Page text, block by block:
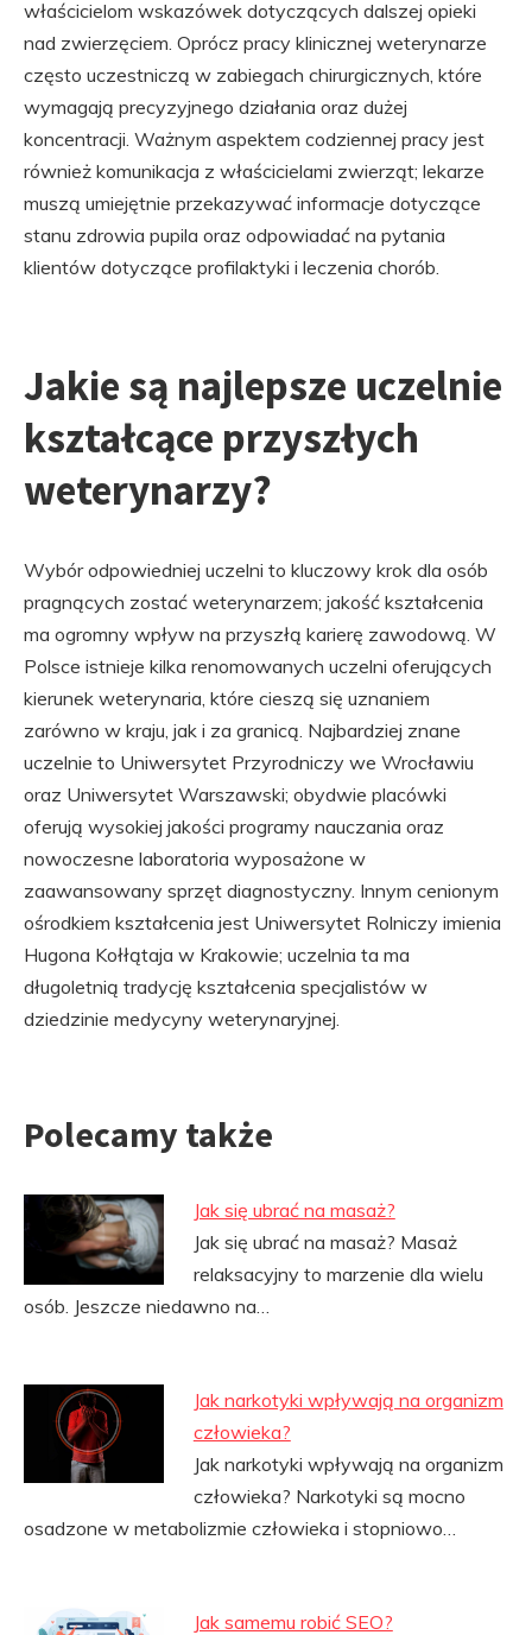
właścicielom wskazówek dotyczących dalszej opieki
nad zwierzęciem. Oprócz pracy klinicznej weterynarze
często uczestniczą w zabiegach chirurgicznych, które
wymagają precyzyjnego działania oraz dużej
koncentracji. Ważnym aspektem codziennej pracy jest
również komunikacja z właścicielami zwierząt; lekarze
muszą umiejętnie przekazywać informacje dotyczące
stanu zdrowia pupila oraz odpowiadać na pytania
klientów dotyczące profilaktyki i leczenia chorób.
Jakie są najlepsze uczelnie
kształcące przyszłych
weterynarzy?
Wybór odpowiedniej uczelni to kluczowy krok dla osób
pragnących zostać weterynarzem; jakość kształcenia
ma ogromny wpływ na przyszłą karierę zawodową. W
Polsce istnieje kilka renomowanych uczelni oferujących
kierunek weterynaria, które cieszą się uznaniem
zarówno w kraju, jak i za granicą. Najbardziej znane
uczelnie to Uniwersytet Przyrodniczy we Wrocławiu
oraz Uniwersytet Warszawski; obydwie placówki
oferują wysokiej jakości programy nauczania oraz
nowoczesne laboratoria wyposażone w
zaawansowany sprzęt diagnostyczny. Innym cenionym
ośrodkiem kształcenia jest Uniwersytet Rolniczy imienia
Hugona Kołłątaja w Krakowie; uczelnia ta ma
długoletnią tradycję kształcenia specjalistów w
dziedzinie medycyny weterynaryjnej.
Polecamy także
Jak się ubrać na masaż?
Jak się ubrać na masaż? Masaż
relaksacyjny to marzenie dla wielu
osób. Jeszcze niedawno na…
Jak narkotyki wpływają na organizm
człowieka?
Jak narkotyki wpływają na organizm
człowieka? Narkotyki są mocno
osadzone w metabolizmie człowieka i stopniowo…
Jak samemu robić SEO?